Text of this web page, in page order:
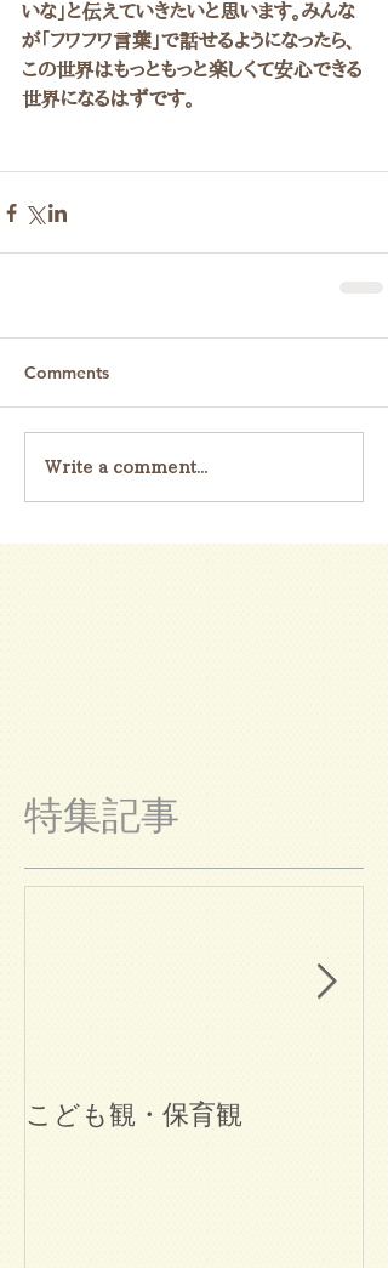
いな」と伝えていきたいと思います。みんな
が「フワフワ言葉」で話せるようになったら、
この世界はもっともっと楽しくて安心できる
世界になるはずです。
Comments
Write a comment...
特集記事
こども観・保育観